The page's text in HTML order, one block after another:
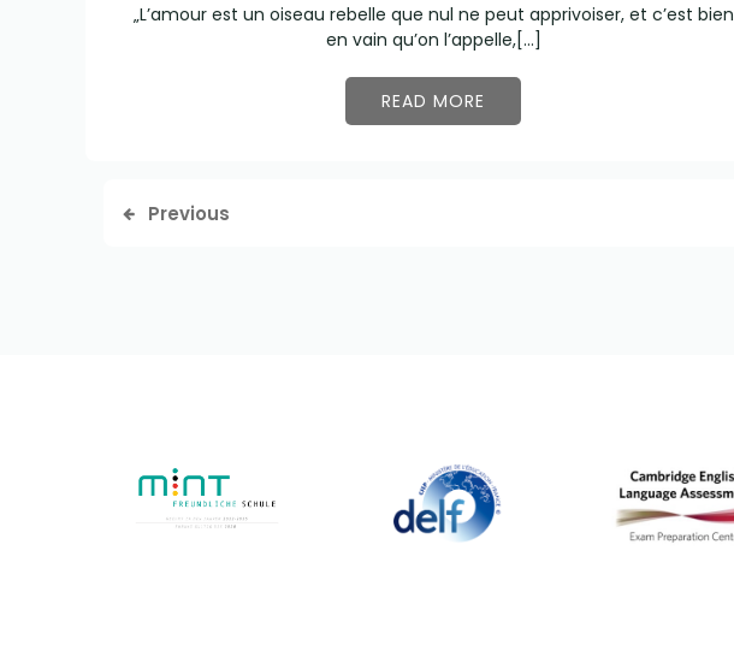
„L’amour est un oiseau rebelle que nul ne peut apprivoiser, et c’est bien
en vain qu’on l’appelle,[…]
READ MORE
Previous